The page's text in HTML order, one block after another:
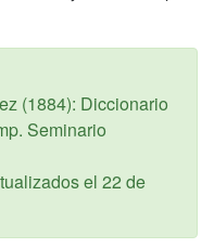
(1884): Diccionario
Seminario
el 22 de